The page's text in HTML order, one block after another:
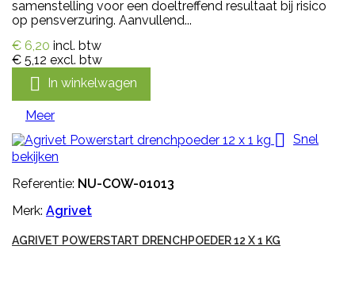
samenstelling voor een doeltreffend resultaat bij risico
op pensverzuring. Aanvullend...
€ 6,20 incl. btw
€ 5,12 excl. btw
 In winkelwagen
Meer
 Snel
bekijken
Referentie: NU-COW-01013
Merk: Agrivet
AGRIVET POWERSTART DRENCHPOEDER 12 X 1 KG